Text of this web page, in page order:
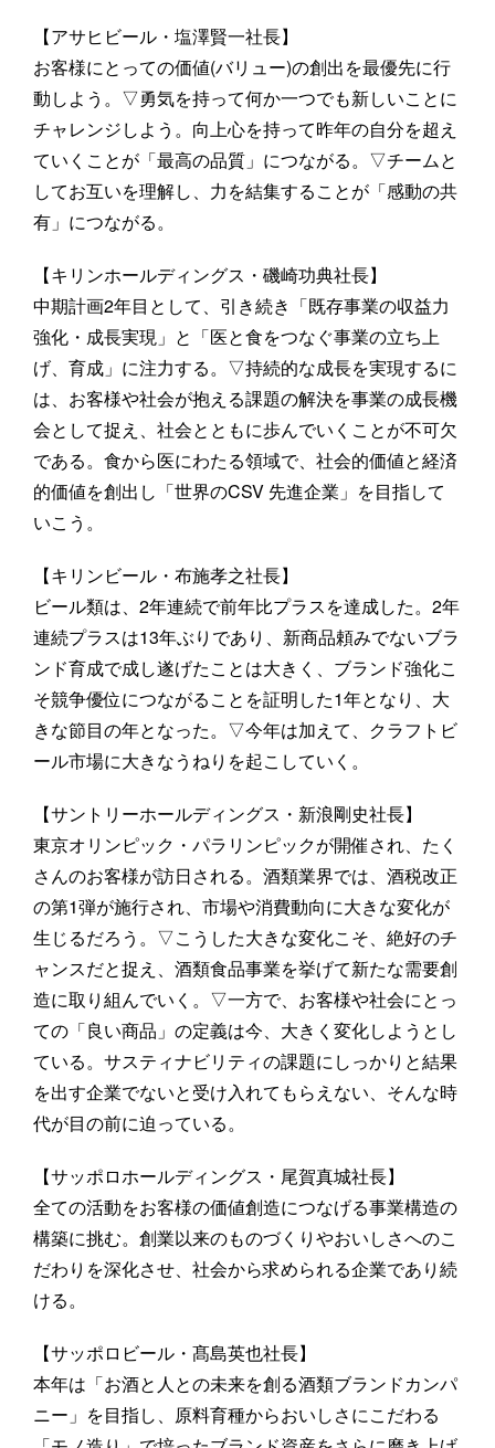
【アサヒビール・塩澤賢一社長】
お客様にとっての価値(バリュー)の創出を最優先に行
動しよう。▽勇気を持って何か一つでも新しいことに
チャレンジしよう。向上心を持って昨年の自分を超え
ていくことが「最高の品質」につながる。▽チームと
してお互いを理解し、力を結集することが「感動の共
有」につながる。
【キリンホールディングス・磯崎功典社長】
中期計画2年目として、引き続き「既存事業の収益力
強化・成長実現」と「医と食をつなぐ事業の立ち上
げ、育成」に注力する。▽持続的な成長を実現するに
は、お客様や社会が抱える課題の解決を事業の成長機
会として捉え、社会とともに歩んでいくことが不可欠
である。食から医にわたる領域で、社会的価値と経済
的価値を創出し「世界のCSV 先進企業」を目指して
いこう。
【キリンビール・布施孝之社長】
ビール類は、2年連続で前年比プラスを達成した。2年
連続プラスは13年ぶりであり、新商品頼みでないブラ
ンド育成で成し遂げたことは大きく、ブランド強化こ
そ競争優位につながることを証明した1年となり、大
きな節目の年となった。▽今年は加えて、クラフトビ
ール市場に大きなうねりを起こしていく。
【サントリーホールディングス・新浪剛史社長】
東京オリンピック・パラリンピックが開催され、たく
さんのお客様が訪日される。酒類業界では、酒税改正
の第1弾が施行され、市場や消費動向に大きな変化が
生じるだろう。▽こうした大きな変化こそ、絶好のチ
ャンスだと捉え、酒類食品事業を挙げて新たな需要創
造に取り組んでいく。▽一方で、お客様や社会にとっ
ての「良い商品」の定義は今、大きく変化しようとし
ている。サスティナビリティの課題にしっかりと結果
を出す企業でないと受け入れてもらえない、そんな時
代が目の前に迫っている。
【サッポロホールディングス・尾賀真城社長】
全ての活動をお客様の価値創造につなげる事業構造の
構築に挑む。創業以来のものづくりやおいしさへのこ
だわりを深化させ、社会から求められる企業であり続
ける。
【サッポロビール・髙島英也社長】
本年は「お酒と人との未来を創る酒類ブランドカンパ
ニー」を目指し、原料育種からおいしさにこだわる